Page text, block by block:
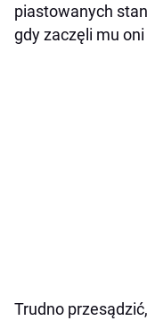
piastowanych
gdy zaczęli mu
Trudno